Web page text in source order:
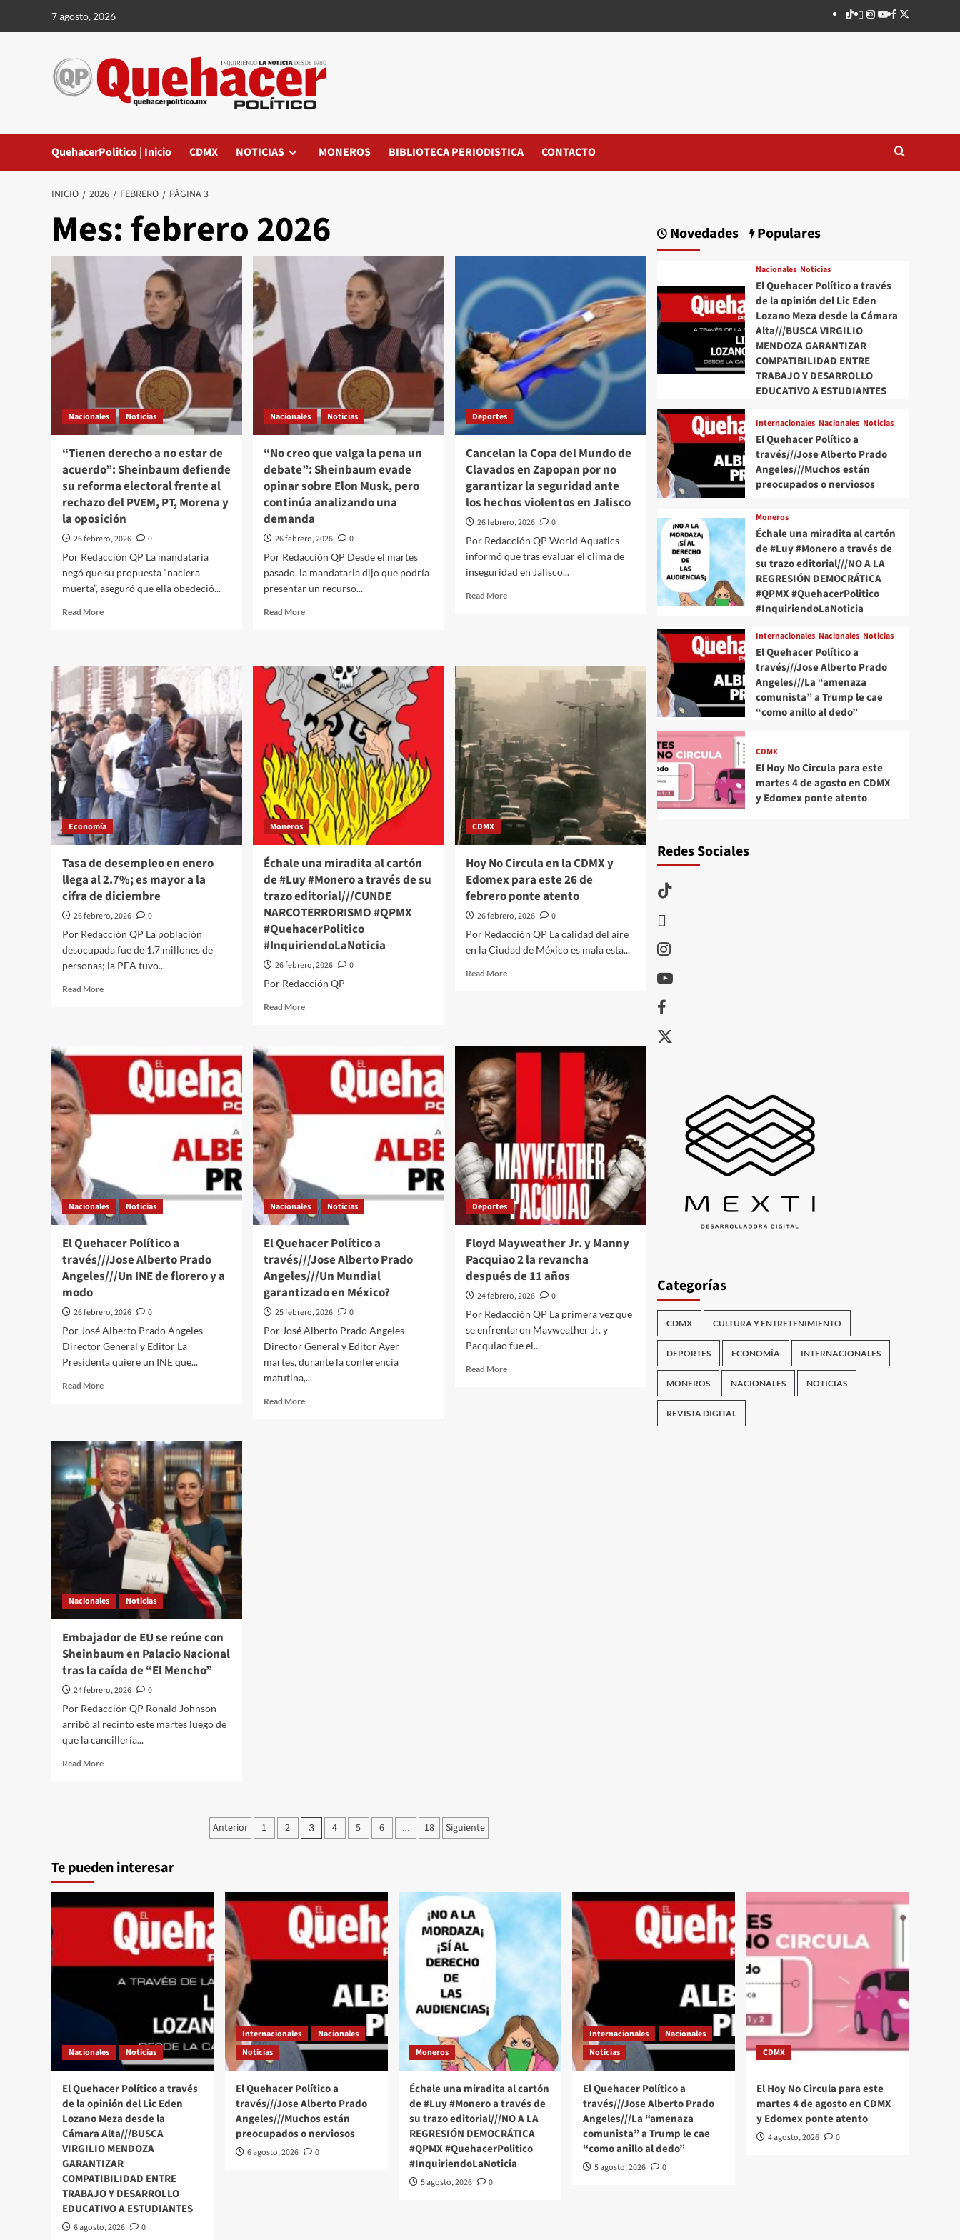
7 agosto, 2026 TikTok
threads
Instagram
Youtube
Facebook
X
QuehacerPolitico | Inicio CDMX NOTICIAS MONEROS BIBLIOTECA PERIODISTICA CONTACTO
INICIO 2026 FEBRERO PÁGINA 3
Mes:febrero 2026
Nacionales Noticias
“Tienen derecho a no estar de
acuerdo”: Sheinbaum defiende
su reforma electoral frente al
rechazo del PVEM, PT, Morena y
la oposición
26 febrero, 2026
0
Por Redacción QP La mandataria
negó que su propuesta “naciera
muerta”, aseguró que ella obedeció...
Read MoreRead
derecho
a
no
estar
de
acuerdo”:
Sheinbaum
defiende
su
reforma
electoral
frente
al
rechazo
PVEM,
PT,
Morena
la
oposición
Nacionales Noticias
“No creo que valga la pena un
debate”: Sheinbaum evade
opinar sobre Elon Musk, pero
continúa analizando una
demanda
26 febrero, 2026
0
Por Redacción QP Desde el martes
pasado, la mandataria dijo que podría
presentar un recurso...
Read MoreRead
creo
que
valga
pena
un
debate”:
Sheinbaum
evade
opinar
sobre
Elon
Musk,
pero
analizando
una
demanda
Deportes
Cancelan la Copa del Mundo de
Clavados en Zapopan por no
garantizar la seguridad ante
los hechos violentos en Jalisco
26 febrero, 2026
0
Por Redacción QP World Aquatics
informó que tras evaluar el clima de
inseguridad en Jalisco...
Read MoreRead
en
Zapopan
por
no
garantizar
la
seguridad
ante
violentos
en
Jalisco
Economía
Tasa de desempleo en enero
llega al 2.7%; es mayor a la
cifra de diciembre
26 febrero, 2026
0
Por Redacción QP La población
desocupada fue de 1.7 millones de
personas; la PEA tuvo...
Read MoreRead
desempleo
cifra
de
diciembre
Moneros
Échale una miradita al cartón
de #Luy #Monero a través de su
trazo editorial///CUNDE
NARCOTERRORISMO #QPMX
#QuehacerPolitico
#InquiriendoLaNoticia
26 febrero, 2026
0
Por Redacción QP
Read MoreRead
una
miradita
de
de
su
trazo
editorial///CUNDE
NARCOTERRORISMO
#QPMX
#QuehacerPolitico
#InquiriendoLaNoticia
CDMX
Hoy No Circula en la CDMX y
Edomex para este 26 de
febrero ponte atento
26 febrero, 2026
0
Por Redacción QP La calidad del aire
en la Ciudad de México es mala esta...
Read MoreRead
en
la
CDMX
y
Edomex
este
26
de
febrero
ponte
atento
Nacionales Noticias
El Quehacer Político a
través///Jose Alberto Prado
Angeles///Un INE de florero y a
modo
26 febrero, 2026
0
Por José Alberto Prado Angeles
Director General y Editor La
Presidenta quiere un INE que...
Read MoreRead
Político
a
través///Jose
Alberto
Prado
Angeles///Un
INE
de
florero
modo
Nacionales Noticias
El Quehacer Político a
través///Jose Alberto Prado
Angeles///Un Mundial
garantizado en México?
25 febrero, 2026
0
Por José Alberto Prado Angeles
Director General y Editor Ayer
martes, durante la conferencia
matutina,...
Read MoreRead
Deportes
Floyd Mayweather Jr. y Manny
Pacquiao 2 la revancha
después de 11 años
24 febrero, 2026
0
Por Redacción QP La primera vez que
se enfrentaron Mayweather Jr. y
Pacquiao fue el...
Read MoreRead
Nacionales Noticias
Embajador de EU se reúne con
Sheinbaum en Palacio Nacional
tras la caída de “El Mencho”
24 febrero, 2026
0
Por Redacción QP Ronald Johnson
arribó al recinto este martes luego de
que la cancillería...
Read MoreRead
con
Palacio
Nacional
tras
caída
Paginación
Anterior 1 2 3 4 5 6 … 18 Siguiente
Novedades Populares
Nacionales Noticias
El Quehacer Político a través
de la opinión del Lic Eden
Lozano Meza desde la Cámara
Alta///BUSCA VIRGILIO
MENDOZA GARANTIZAR
COMPATIBILIDAD ENTRE
TRABAJO Y DESARROLLO
EDUCATIVO A ESTUDIANTES
Internacionales Nacionales Noticias
El Quehacer Político a
través///Jose Alberto Prado
Angeles///Muchos están
preocupados o nerviosos
Moneros
Échale una miradita al cartón
de #Luy #Monero a través de
su trazo editorial///NO A LA
REGRESIÓN DEMOCRÁTICA
#QPMX #QuehacerPolitico
#InquiriendoLaNoticia
Internacionales Nacionales Noticias
El Quehacer Político a
través///Jose Alberto Prado
Angeles///La “amenaza
comunista” a Trump le cae
“como anillo al dedo”
CDMX
El Hoy No Circula para este
martes 4 de agosto en CDMX
y Edomex ponte atento
Redes Sociales
TikTok
Instagram
Youtube
Facebook
X
Categorías
CDMX CULTURA Y ENTRETENIMIENTO
DEPORTES ECONOMÍA INTERNACIONALES
MONEROS NACIONALES NOTICIAS
REVISTA DIGITAL
Te pueden interesar
Nacionales Noticias
El Quehacer Político a través
de la opinión del Lic Eden
Lozano Meza desde la
Cámara Alta///BUSCA
VIRGILIO MENDOZA
GARANTIZAR
COMPATIBILIDAD ENTRE
TRABAJO Y DESARROLLO
EDUCATIVO A ESTUDIANTES
6 agosto, 2026 0
Internacionales
Nacionales
Noticias
El Quehacer Político a
través///Jose Alberto Prado
Angeles///Muchos están
preocupados o nerviosos
6 agosto, 2026 0
Moneros
Échale una miradita al cartón
de #Luy #Monero a través de
su trazo editorial///NO A LA
REGRESIÓN DEMOCRÁTICA
#QPMX #QuehacerPolitico
#InquiriendoLaNoticia
5 agosto, 2026 0
Internacionales
Nacionales
Noticias
El Quehacer Político a
través///Jose Alberto Prado
Angeles///La “amenaza
comunista” a Trump le cae
“como anillo al dedo”
5 agosto, 2026 0
CDMX
El Hoy No Circula para este
martes 4 de agosto en CDMX
y Edomex ponte atento
4 agosto, 2026 0